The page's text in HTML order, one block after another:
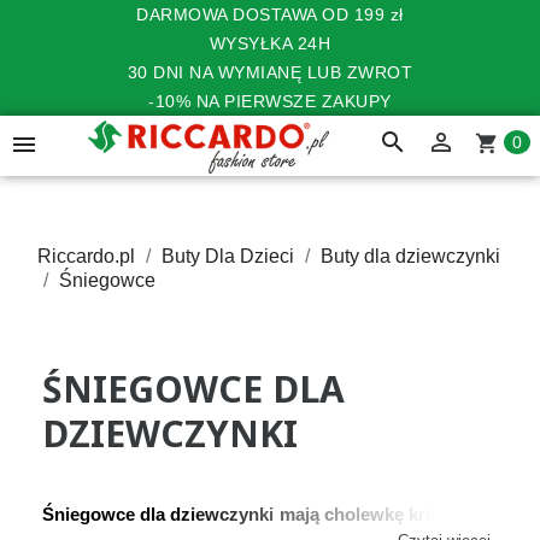
DARMOWA DOSTAWA OD 199 zł
WYSYŁKA 24H
30 DNI NA WYMIANĘ LUB ZWROT
-10% NA PIERWSZE ZAKUPY
 search  shopping_cart 0
Riccardo.pl Buty Dla Dzieci
Buty dla dziewczynki
Śniegowce
ŚNIEGOWCE DLA
DZIEWCZYNKI
Śniegowce dla dziewczynki mają cholewkę krótszą od